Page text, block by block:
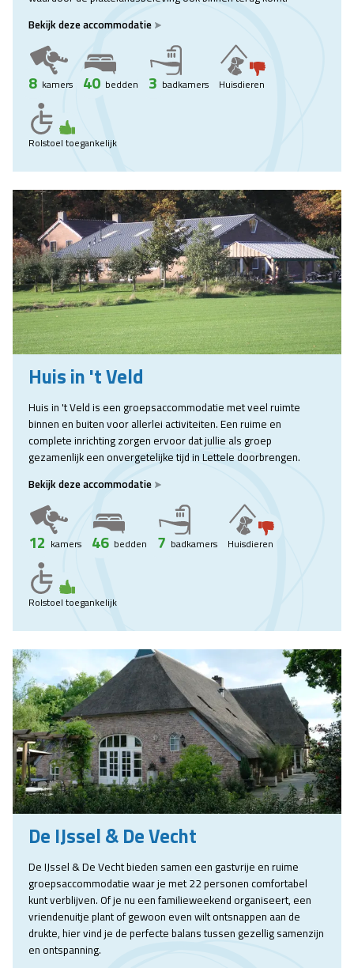
Bekijk deze accommodatie
8 kamers 40 bedden 3 badkamers Huisdieren
Rolstoel toegankelijk
Huis in 't Veld
Huis in 't Veld is een groepsaccommodatie met veel ruimte
binnen en buiten voor allerlei activiteiten. Een ruime en
complete inrichting zorgen ervoor dat jullie als groep
gezamenlijk een onvergetelijke tijd in Lettele doorbrengen.
Bekijk deze accommodatie
12 kamers 46 bedden 7 badkamers Huisdieren
Rolstoel toegankelijk
De IJssel & De Vecht
De IJssel & De Vecht bieden samen een gastvrije en ruime
groepsaccommodatie waar je met 22 personen comfortabel
kunt verblijven. Of je nu een familieweekend organiseert, een
vriendenuitje plant of gewoon even wilt ontsnappen aan de
drukte, hier vind je de perfecte balans tussen gezellig samenzijn
en ontspanning.